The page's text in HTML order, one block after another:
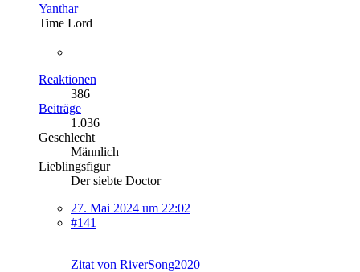
Yanthar
Time Lord
Reaktionen
386
Beiträge
1.036
Geschlecht
Männlich
Lieblingsfigur
Der siebte Doctor
27. Mai 2024 um 22:02
#141
Zitat von RiverSong2020